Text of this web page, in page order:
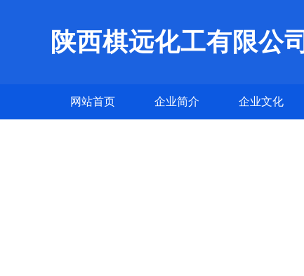
陕西棋远化工有限公司
网站首页 企业简介 企业文化